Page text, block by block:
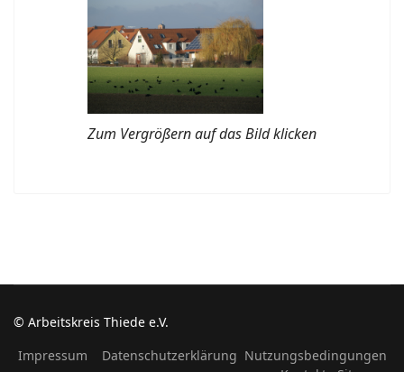
Zum Vergrößern auf das Bild klicken
© Arbeitskreis Thiede e.V.
Impressum
Datenschutzerklärung Nutzungsbedingungen